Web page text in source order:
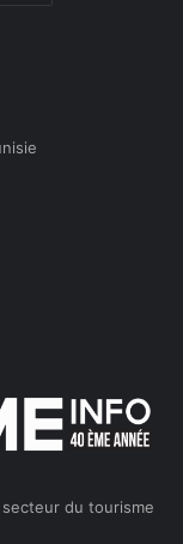
du tourisme